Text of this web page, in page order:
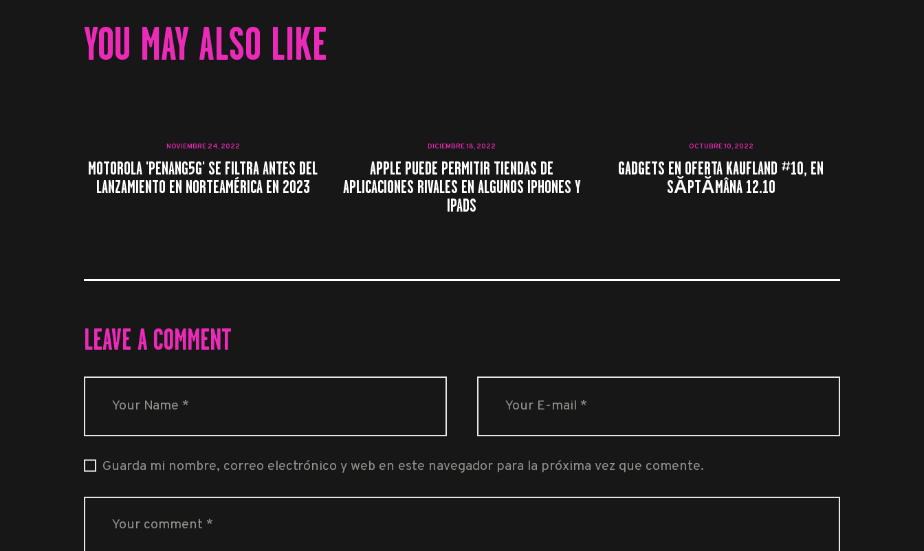
YOU MAY ALSO LIKE
NOVIEMBRE 24, 2022
MOTOROLA 'PENANG5G' SE FILTRA ANTES DEL
LANZAMIENTO EN NORTEAMÉRICA EN 2023
DICIEMBRE 18, 2022
APPLE PUEDE PERMITIR TIENDAS DE
APLICACIONES RIVALES EN ALGUNOS IPHONES Y
IPADS
OCTUBRE 10, 2022
GADGETS EN OFERTA KAUFLAND #10, EN
SĂPTĂMÂNA 12.10
LEAVE A COMMENT
Guarda mi nombre, correo electrónico y web en este navegador para la próxima vez que comente.